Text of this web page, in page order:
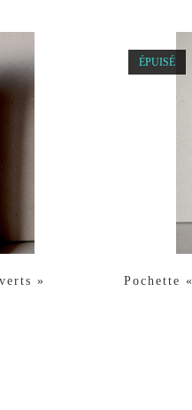
»
ÉPUISÉ
Pochette